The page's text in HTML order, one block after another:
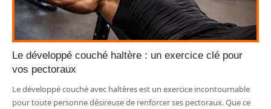
Le développé couché haltère : un exercice clé pour
vos pectoraux
Le développé couché avec haltères est un exercice incontournable
pour toute personne désireuse de renforcer ses pectoraux. Que ce